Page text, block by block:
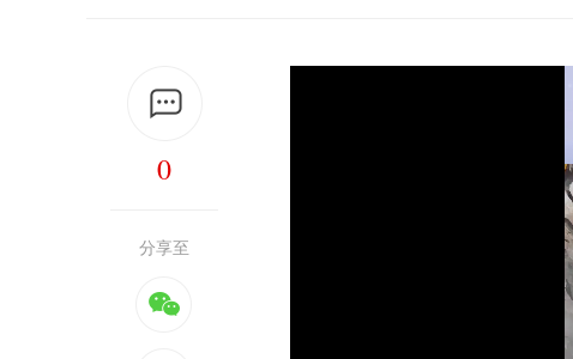
0
分享至